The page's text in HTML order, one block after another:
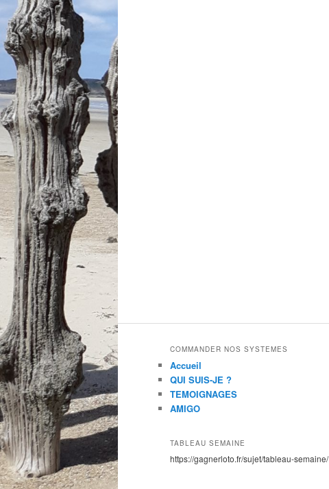
COMMANDER NOS SYSTEMES
Accueil
QUI SUIS-JE ?
TEMOIGNAGES
AMIGO
TABLEAU SEMAINE
https://gagnerloto.fr/sujet/tableau-semaine/